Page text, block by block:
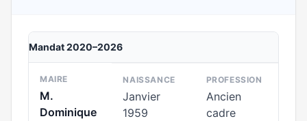
Mandat 2020–2026
MAIRE
M.
Dominique
NAISSANCE
Janvier
1959
PROFESSION
Ancien
cadre